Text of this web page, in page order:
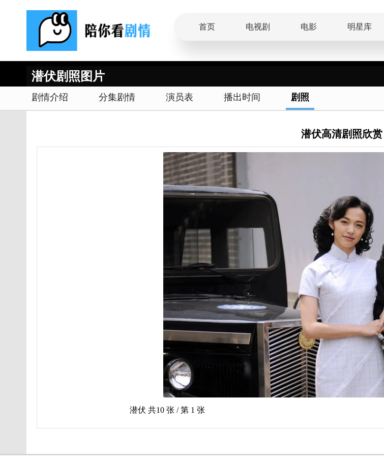
首页 电视剧 电影 明星库
潜伏剧照图片
剧情介绍 分集剧情 演员表 播出时间 剧照
潜伏高清剧照欣赏
潜伏 共10 张 / 第 1 张